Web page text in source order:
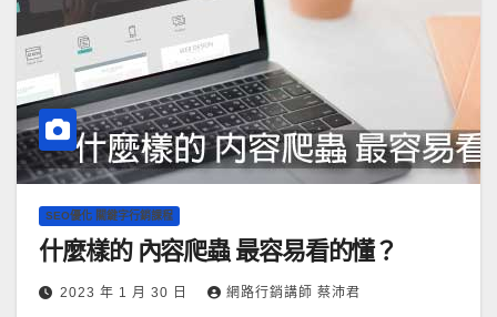
SEO優化 關鍵字行銷課程
什麼樣的 內容爬蟲 最容易看的懂？
2023 年 1 月 30 日 網路行銷講師 蔡沛君